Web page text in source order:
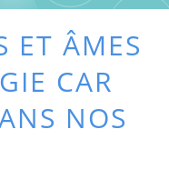
ET ÂMES
CAR
NOS